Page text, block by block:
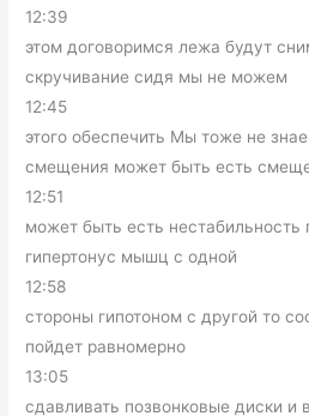
12:39
этом договоримся лежа будут
скручивание сидя мы не можем
12:45
этого обеспечить Мы тоже не
смещения может быть есть
12:51
может быть есть нестабильность
гипертонус мышц с одной
12:58
стороны гипотоном с другой то
пойдет равномерно
13:05
сдавливать позвонковые диски и